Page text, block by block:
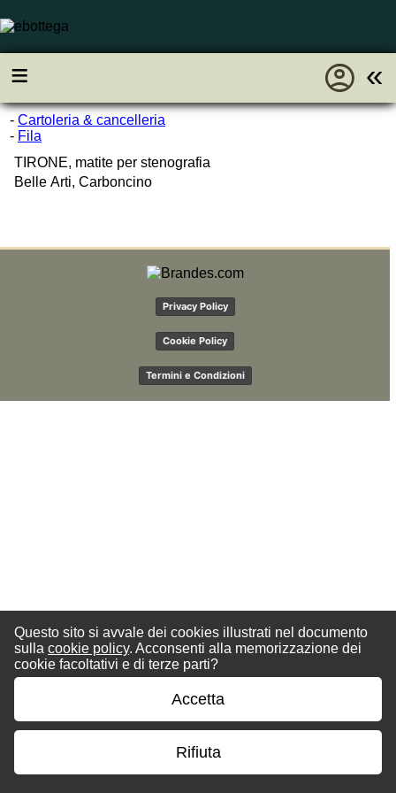
Questo sito si avvale dei cookies illustrati nel documento
sulla cookie policy. Acconsenti alla memorizzazione dei
cookie facoltativi e di terze parti?
Accetta
Rifiuta
≡ «
account_circle
- Cartoleria & cancelleria
- Fila
TIRONE, matite per stenografia
Belle Arti, Carboncino
Privacy Policy
Cookie Policy
Termini e Condizioni